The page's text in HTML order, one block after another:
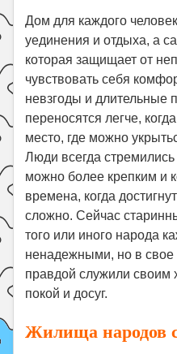
Праздники
Психология
Летом!
Поиск
Дом для каждого
уединения и отдыха, а
которая защищает от
чувствовать себя
невзгоды и длительные
переносятся легче,
место, где можно
Люди всегда
можно более крепким и
времена, когда
сложно. Сейчас
того или иного народа
ненадежными, но в
правдой служили своим
покой и досуг.
Жилища народов